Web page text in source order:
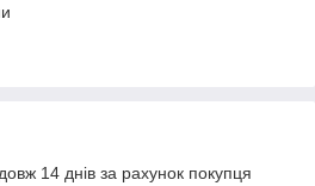
14 днів за рахунок покупця